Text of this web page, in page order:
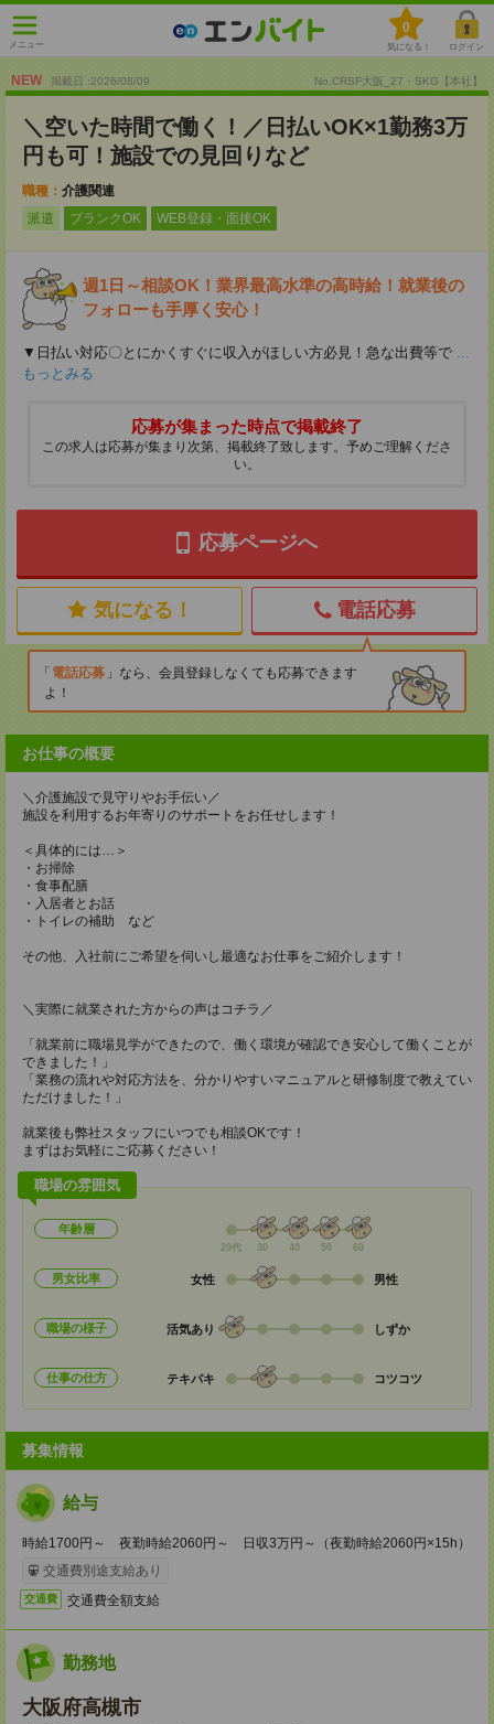
メニュー
0
気になる！ ログイン
NEW 掲載日 :2026/08/09 No.CRSF大阪_27・SKG【本社】
＼空いた時間で働く！／日払いOK×1勤務3万
円も可！施設での見回りなど
職種： 介護関連
派遣
ブランクOK WEB登録・面接OK
週1日～相談OK！業界最高水準の高時給！就業後の
フォローも手厚く安心！
▼日払い対応〇とにかくすぐに収入がほしい方必見！急な出費等で ...
もっとみる
応募が集まった時点で掲載終了
この求人は応募が集まり次第、掲載終了致します。予めご理解くださ
い。
応募ページへ
気になる！ 電話応募
電話応募
なら、会員登録しなくても応募できます
よ！
お仕事の概要
＼介護施設で見守りやお手伝い／
施設を利用するお年寄りのサポートをお任せします！
＜具体的には…＞
・お掃除
・食事配膳
・入居者とお話
・トイレの補助 など
その他、入社前にご希望を伺いし最適なお仕事をご紹介します！
＼実際に就業された方からの声はコチラ／
「就業前に職場見学ができたので、働く環境が確認でき安心して働くことが
できました！」
「業務の流れや対応方法を、分かりやすいマニュアルと研修制度で教えてい
ただけました！」
就業後も弊社スタッフにいつでも相談OKです！
まずはお気軽にご応募ください！
職場の雰囲気
年齢層
20代 30 40 50 60
男女比率 女性 男性
職場の様子 活気あり しずか
仕事の仕方 テキパキ コツコツ
募集情報
給与
時給1700円～ 夜勤時給2060円～ 日収3万円～（夜勤時給2060円×15h）
交通費別途支給あり
交通費 交通費全額支給
勤務地
大阪府高槻市